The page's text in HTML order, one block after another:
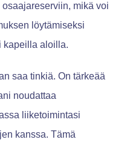
mikä voi
löytämiseksi
kapeilla aloilla.
saa tinkiä. On tärkeää
noudattaa
liiketoimintasi
kanssa. Tämä